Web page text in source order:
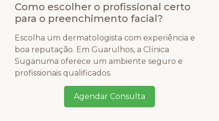
Como escolher o profissional certo
para o preenchimento facial?
Escolha um dermatologista com experiência e
boa reputação. Em Guarulhos, a Clínica
Suganuma oferece um ambiente seguro e
profissionais qualificados.
Agendar Consulta